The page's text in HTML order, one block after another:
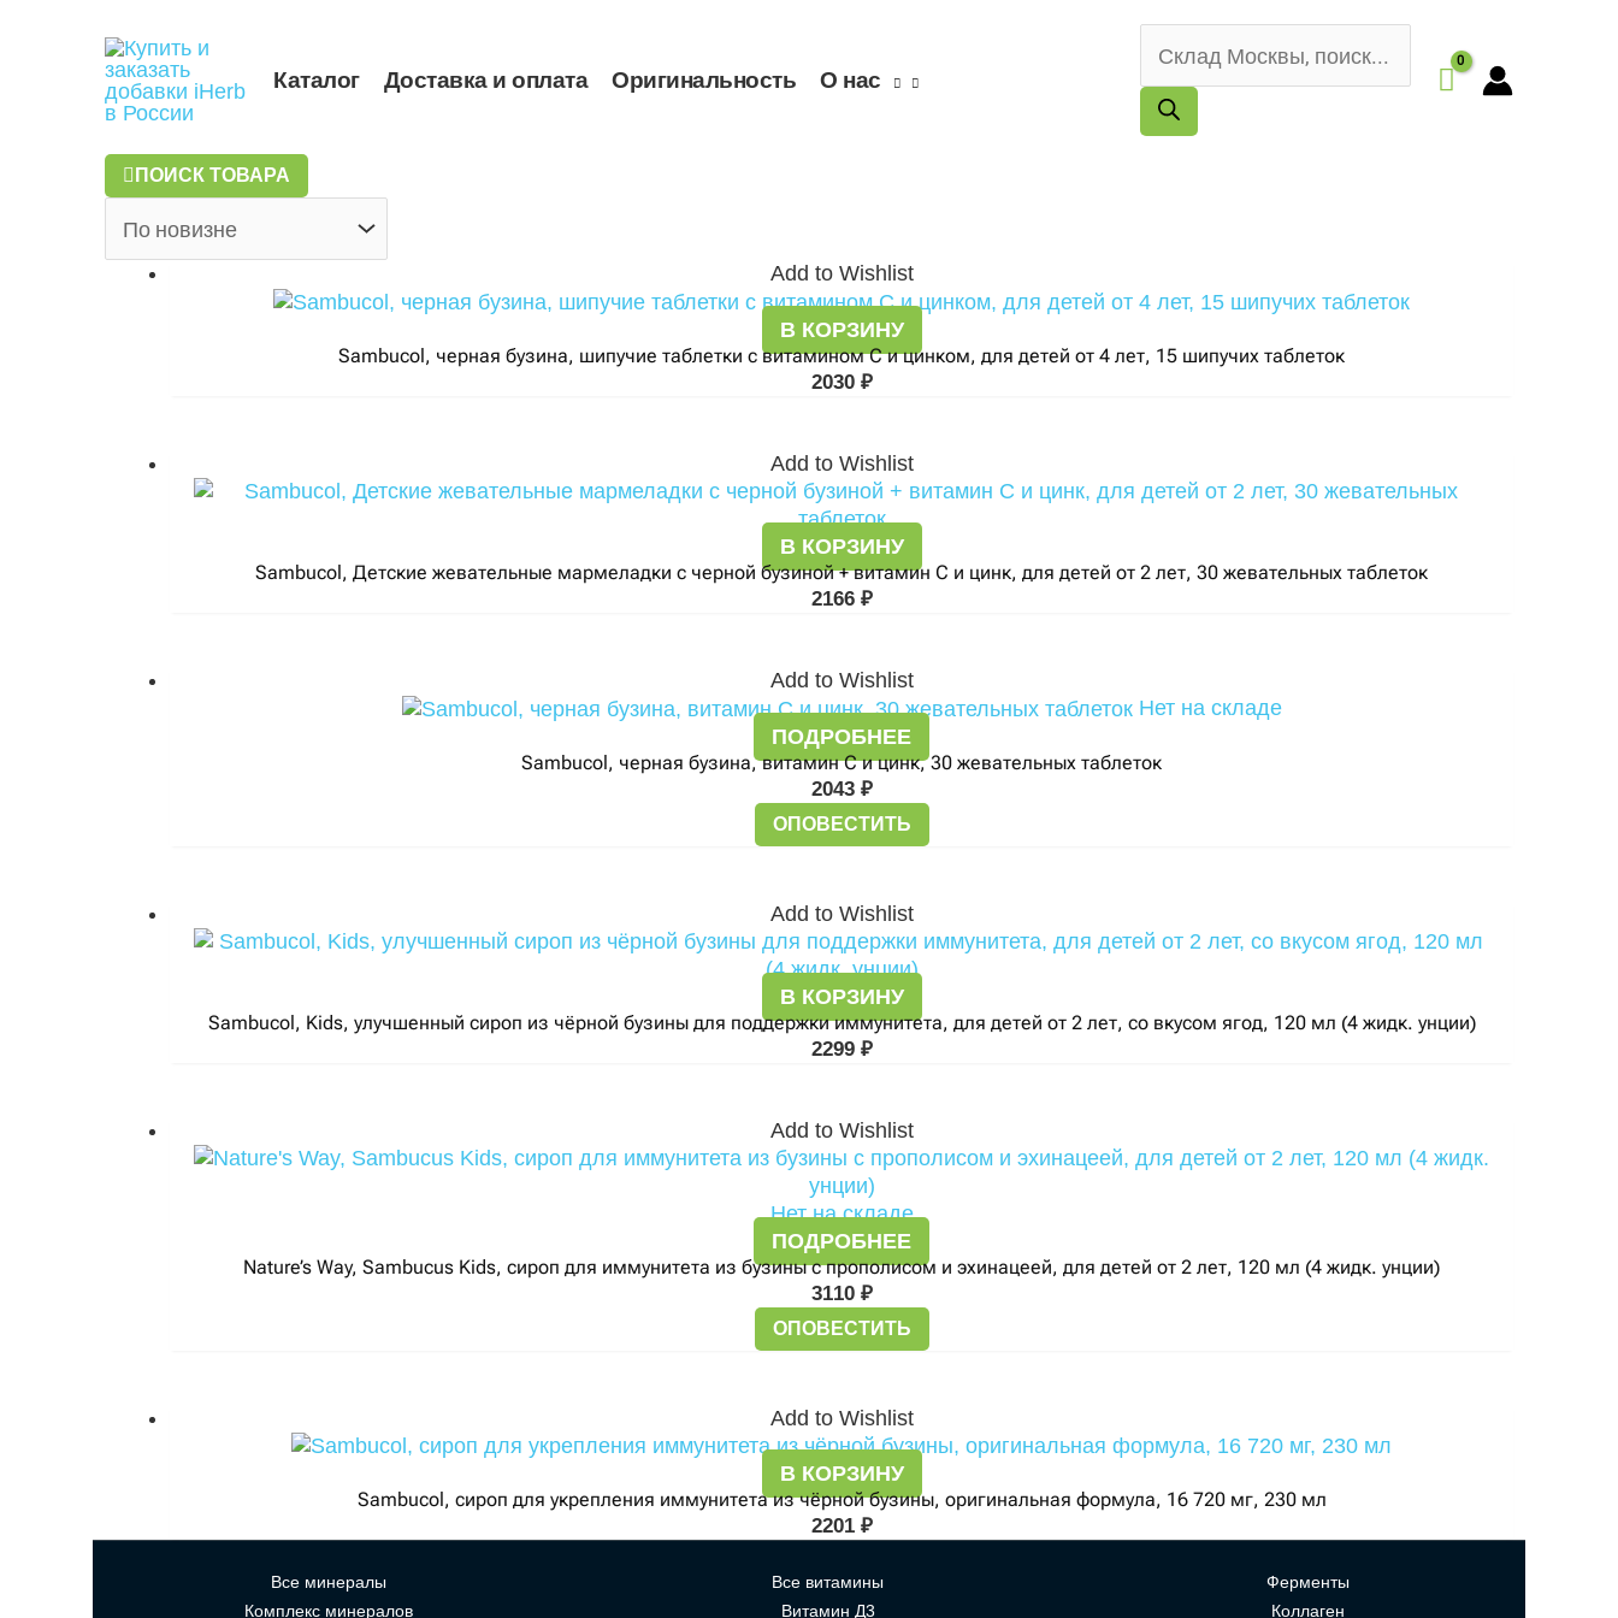
содержимому
Каталог Доставка и оплата Оригинальность О нас
Поиск
товаров
ПОИСК ТОВАРА
Add to Wishlist
В КОРЗИНУ
Sambucol, черная бузина, шипучие таблетки с витамином C и цинком, для детей от 4 лет, 15 шипучих таблеток
2030 ₽
Add to Wishlist
В КОРЗИНУ
Sambucol, Детские жевательные мармеладки с черной бузиной + витамин C и цинк, для детей от 2 лет, 30 жевательных таблеток
2166 ₽
Add to Wishlist
Нет на складе
ПОДРОБНЕЕ
Sambucol, черная бузина, витамин C и цинк, 30 жевательных таблеток
2043 ₽
ОПОВЕСТИТЬ
Add to Wishlist
В КОРЗИНУ
Sambucol, Kids, улучшенный сироп из чёрной бузины для поддержки иммунитета, для детей от 2 лет, со вкусом ягод, 120 мл (4 жидк. унции)
2299 ₽
Add to Wishlist
Нет на складе
ПОДРОБНЕЕ
Nature’s Way, Sambucus Kids, сироп для иммунитета из бузины с прополисом и эхинацеей, для детей от 2 лет, 120 мл (4 жидк. унции)
3110 ₽
ОПОВЕСТИТЬ
Add to Wishlist
В КОРЗИНУ
Sambucol, сироп для укрепления иммунитета из чёрной бузины, оригинальная формула, 16 720 мг, 230 мл
2201 ₽
Все минералы
Комплекс минералов
Все витамины
Витамин Д3
Ферменты
Коллаген